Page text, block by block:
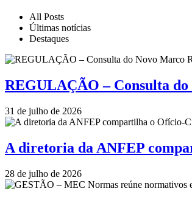
All Posts
Últimas notícias
Destaques
REGULAÇÃO – Consulta
31 de julho de 2026
A diretoria da ANFEP
28 de julho de 2026